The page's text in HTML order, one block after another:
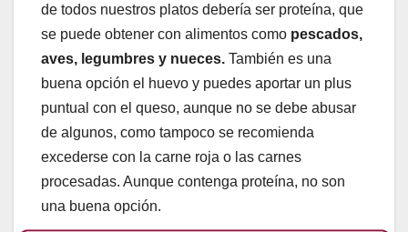
de todos nuestros platos debería ser proteína, que
se puede obtener con alimentos como pescados,
aves, legumbres y nueces. También es una
buena opción el huevo y puedes aportar un plus
puntual con el queso, aunque no se debe abusar
de algunos, como tampoco se recomienda
excederse con la carne roja o las carnes
procesadas. Aunque contenga proteína, no son
una buena opción.